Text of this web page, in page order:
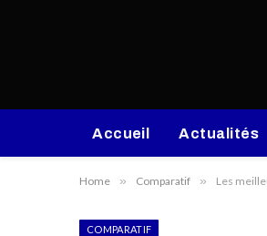
Accueil Actualités
Home » Comparatif » Les
COMPARATIF